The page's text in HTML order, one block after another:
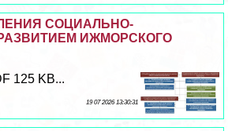
СОЦИАЛЬНО-
ИЖМОРСКОГО
125 KB...
19 07 2026 13:30:31